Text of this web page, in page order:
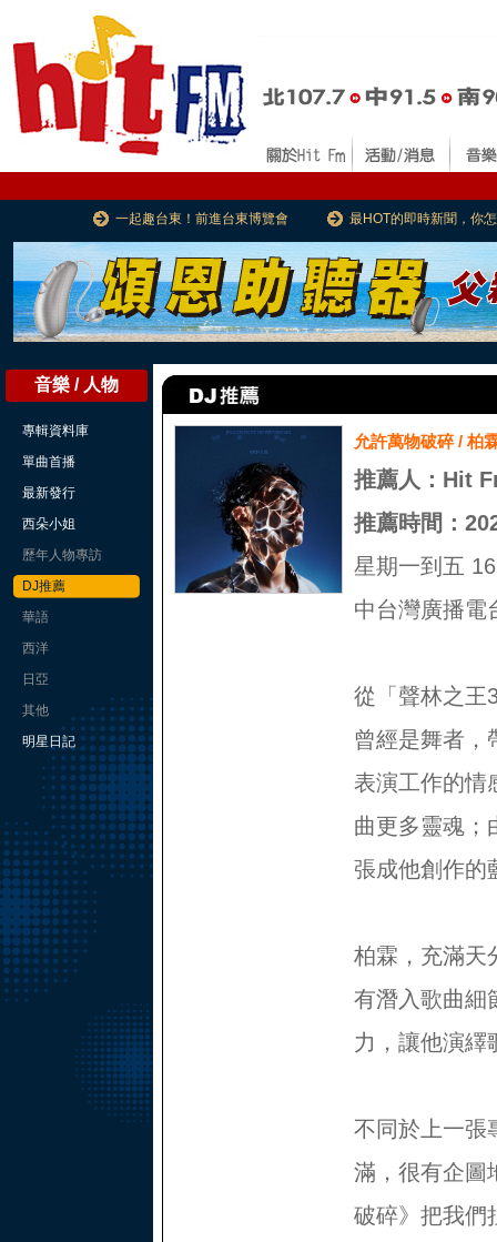
一起趣台東！前進台東博覽會 最HOT的即時新聞，你
音樂 / 人物
專輯資料庫
單曲首播
最新發行
西朵小姐
歷年人物專訪
DJ推薦
華語
西洋
日亞
其他
明星日記
允許萬物破碎 / 柏
推薦人：Hit
推薦時間：
星期一到五
中台灣廣播電
從「聲林之王
曾經是舞者，
表演工作的情
曲更多靈魂；
張成他創作的
柏霖，充滿天
有潛入歌曲細
力，讓他演繹
不同於上一張
滿，很有企圖
破碎》把我們